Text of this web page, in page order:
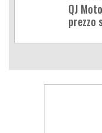
QJ
prezzo